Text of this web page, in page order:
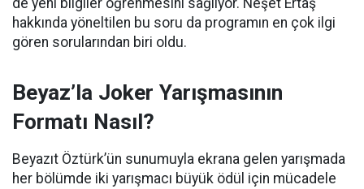
de yeni bilgiler öğrenmesini sağlıyor. Neşet Ertaş
hakkında yöneltilen bu soru da programın en çok ilgi
gören sorularından biri oldu.
Beyaz’la Joker Yarışmasının
Formatı Nasıl?
Beyazıt Öztürk’ün sunumuyla ekrana gelen yarışmada
her bölümde iki yarışmacı büyük ödül için mücadele